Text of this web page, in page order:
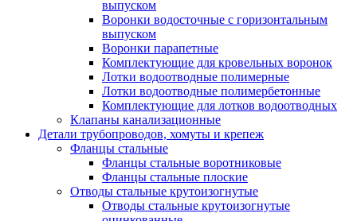
выпуском
Воронки водосточные с горизонтальным
выпуском
Воронки парапетные
Комплектующие для кровельных воронок
Лотки водоотводные полимерные
Лотки водоотводные полимербетонные
Комплектующие для лотков водоотводных
Клапаны канализационные
Детали трубопроводов, хомуты и крепеж
Фланцы стальные
Фланцы стальные воротниковые
Фланцы стальные плоские
Отводы стальные крутоизогнутые
Отводы стальные крутоизогнутые